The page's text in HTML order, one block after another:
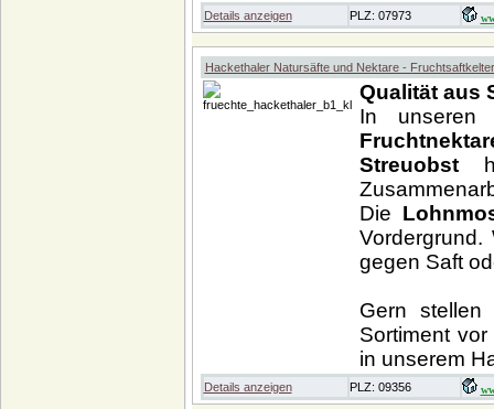
Details anzeigen PLZ: 07973
Hackethaler Natursäfte und Nektare -
Qualität aus
In unseren
Streuobst
Die
gegen Saft
Gern stellen
Sortiment
in unserem
Details anzeigen PLZ: 09356